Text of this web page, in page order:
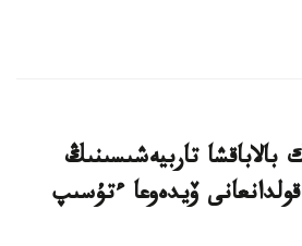
بالاباقشا تاربيەشىسىنىڭ
ۆيدەوعا ءتۇسىپ